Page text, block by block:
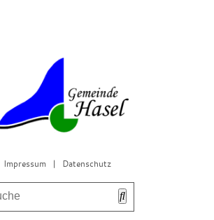
Impressum | Datenschutz